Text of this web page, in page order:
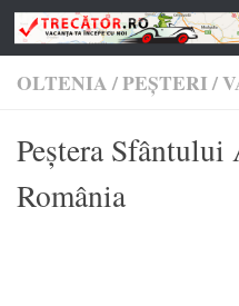
Skip to content
OLTENIA/PEȘTERI/
Peștera
România